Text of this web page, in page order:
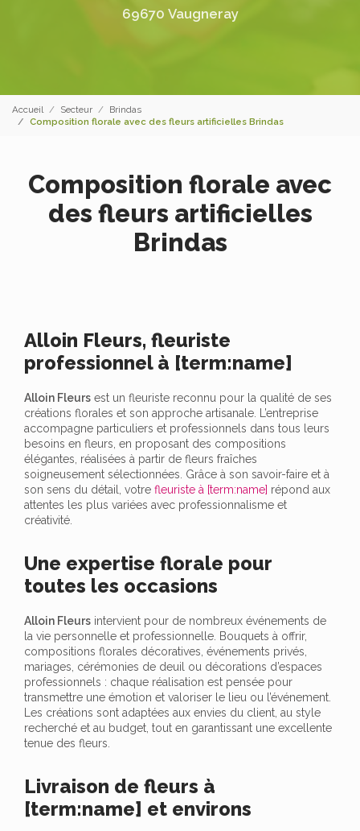
69670 Vaugneray
Accueil Secteur
Brindas
Composition florale avec des fleurs artificielles Brindas
Composition florale avec
des fleurs artificielles
Brindas
Alloin Fleurs, fleuriste
professionnel à [term:name]
Alloin Fleurs est un fleuriste reconnu pour la qualité de ses
créations florales et son approche artisanale. L’entreprise
accompagne particuliers et professionnels dans tous leurs
besoins en fleurs, en proposant des compositions
élégantes, réalisées à partir de fleurs fraîches
soigneusement sélectionnées. Grâce à son savoir-faire et à
son sens du détail, votre fleuriste à [term:name] répond aux
attentes les plus variées avec professionnalisme et
créativité.
Une expertise florale pour
toutes les occasions
Alloin Fleurs intervient pour de nombreux événements de
la vie personnelle et professionnelle. Bouquets à offrir,
compositions florales décoratives, événements privés,
mariages, cérémonies de deuil ou décorations d’espaces
professionnels : chaque réalisation est pensée pour
transmettre une émotion et valoriser le lieu ou l’événement.
Les créations sont adaptées aux envies du client, au style
recherché et au budget, tout en garantissant une excellente
tenue des fleurs.
Livraison de fleurs à
[term:name] et environs